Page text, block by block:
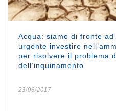
Acqua: siamo di fronte ad
urgente investire
per risolvere il problema
dell’inquinamento.
23/06/2017